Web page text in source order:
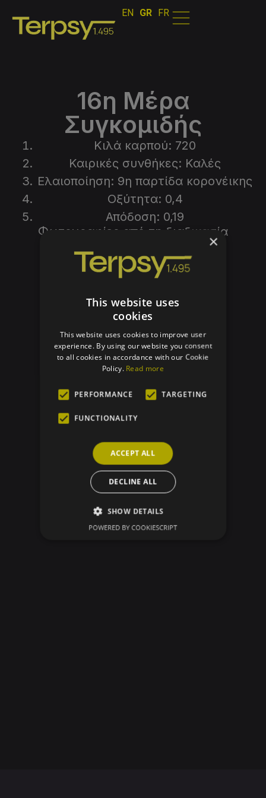
EN GR FR
16η Μέρα
Συγκομιδής
Κιλά καρπού: 720
Καιρικές συνθήκες: Καλές
Ελαιοποίηση: 9η παρτίδα κορονέικης
Οξύτητα: 0,4
Απόδοση: 0,19
Φωτογραφίες από τη διαδικασία
ΠΙΣΩ ΣΤΙΣ ΙΧΝΗΛΑΣΙΜΟΤΗΤΕΣ
×
This website uses
cookies
This website uses cookies to improve user
experience. By using our website you consent
to all cookies in accordance with our Cookie
Policy. Read more
PERFORMANCE TARGETING
FUNCTIONALITY
ACCEPT ALL
DECLINE ALL
SHOW DETAILS
POWERED BY COOKIESCRIPT